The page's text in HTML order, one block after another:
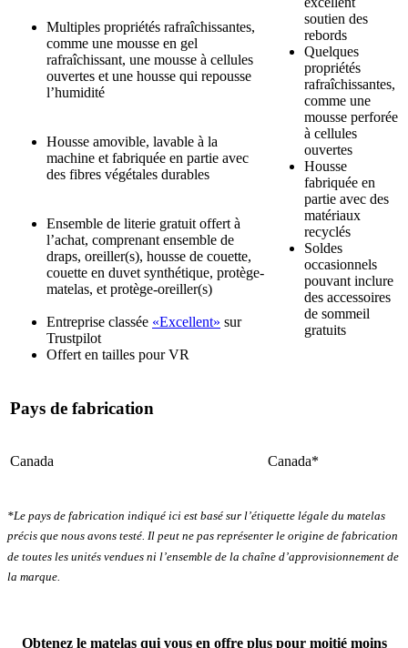
Déterminé en laissant tomber un ballon lesté sur le matelas. Plus le
premier rebond est important, plus la note sur 10 est élevée.
Multiples propriétés rafraîchissantes,
comme une mousse en gel
rafraîchissant, une mousse à cellules
ouvertes et une housse qui repousse
l’humidité
Housse amovible, lavable à la
machine et fabriquée en partie avec
des fibres végétales durables
Ensemble de literie gratuit offert à
l’achat, comprenant ensemble de
draps, oreiller(s), housse de couette,
couette en duvet synthétique, protège-
matelas, et protège-oreiller(s)
Entreprise classée «Excellent» sur
Trustpilot
Offert en tailles pour VR
soutien des
rebords
Quelques
propriétés
rafraîchissantes,
comme une
mousse perforée
à cellules
ouvertes
Housse
fabriquée en
partie avec des
matériaux
recyclés
Soldes
occasionnels
pouvant inclure
des accessoires
de sommeil
gratuits
Pays de fabrication
Canada Canada*
*Le pays de fabrication indiqué ici est basé sur l’étiquette légale du matelas
précis que nous avons testé. Il peut ne pas représenter le origine de fabrication
de toutes les unités vendues ni l’ensemble de la chaîne d’approvisionnement de
la marque.
Obtenez le matelas qui vous en offre plus pour moitié moins